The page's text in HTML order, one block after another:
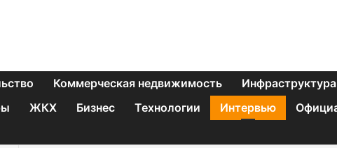
Коммерческая недвижимость Инфраструктура
ЖКХ Бизнес Технологии Интервью